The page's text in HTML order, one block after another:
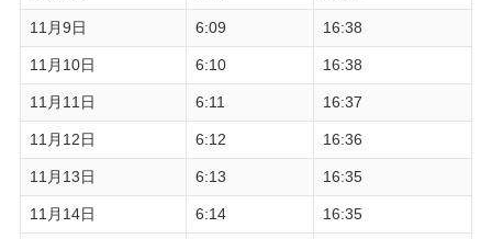
11月9日 6:09 16:38
11月10日 6:10 16:38
11月11日 6:11 16:37
11月12日 6:12 16:36
11月13日 6:13 16:35
11月14日 6:14 16:35